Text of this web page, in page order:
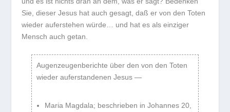
Sie, dieser Jesus hat auch gesagt, daß er von den Toten
wieder auferstehen würde… und hat es als einziger
Mensch auch getan.
Augenzeugenberichte über den von den Toten
wieder auferstandenen Jesus —
Maria Magdala; beschrieben in Johannes 20,